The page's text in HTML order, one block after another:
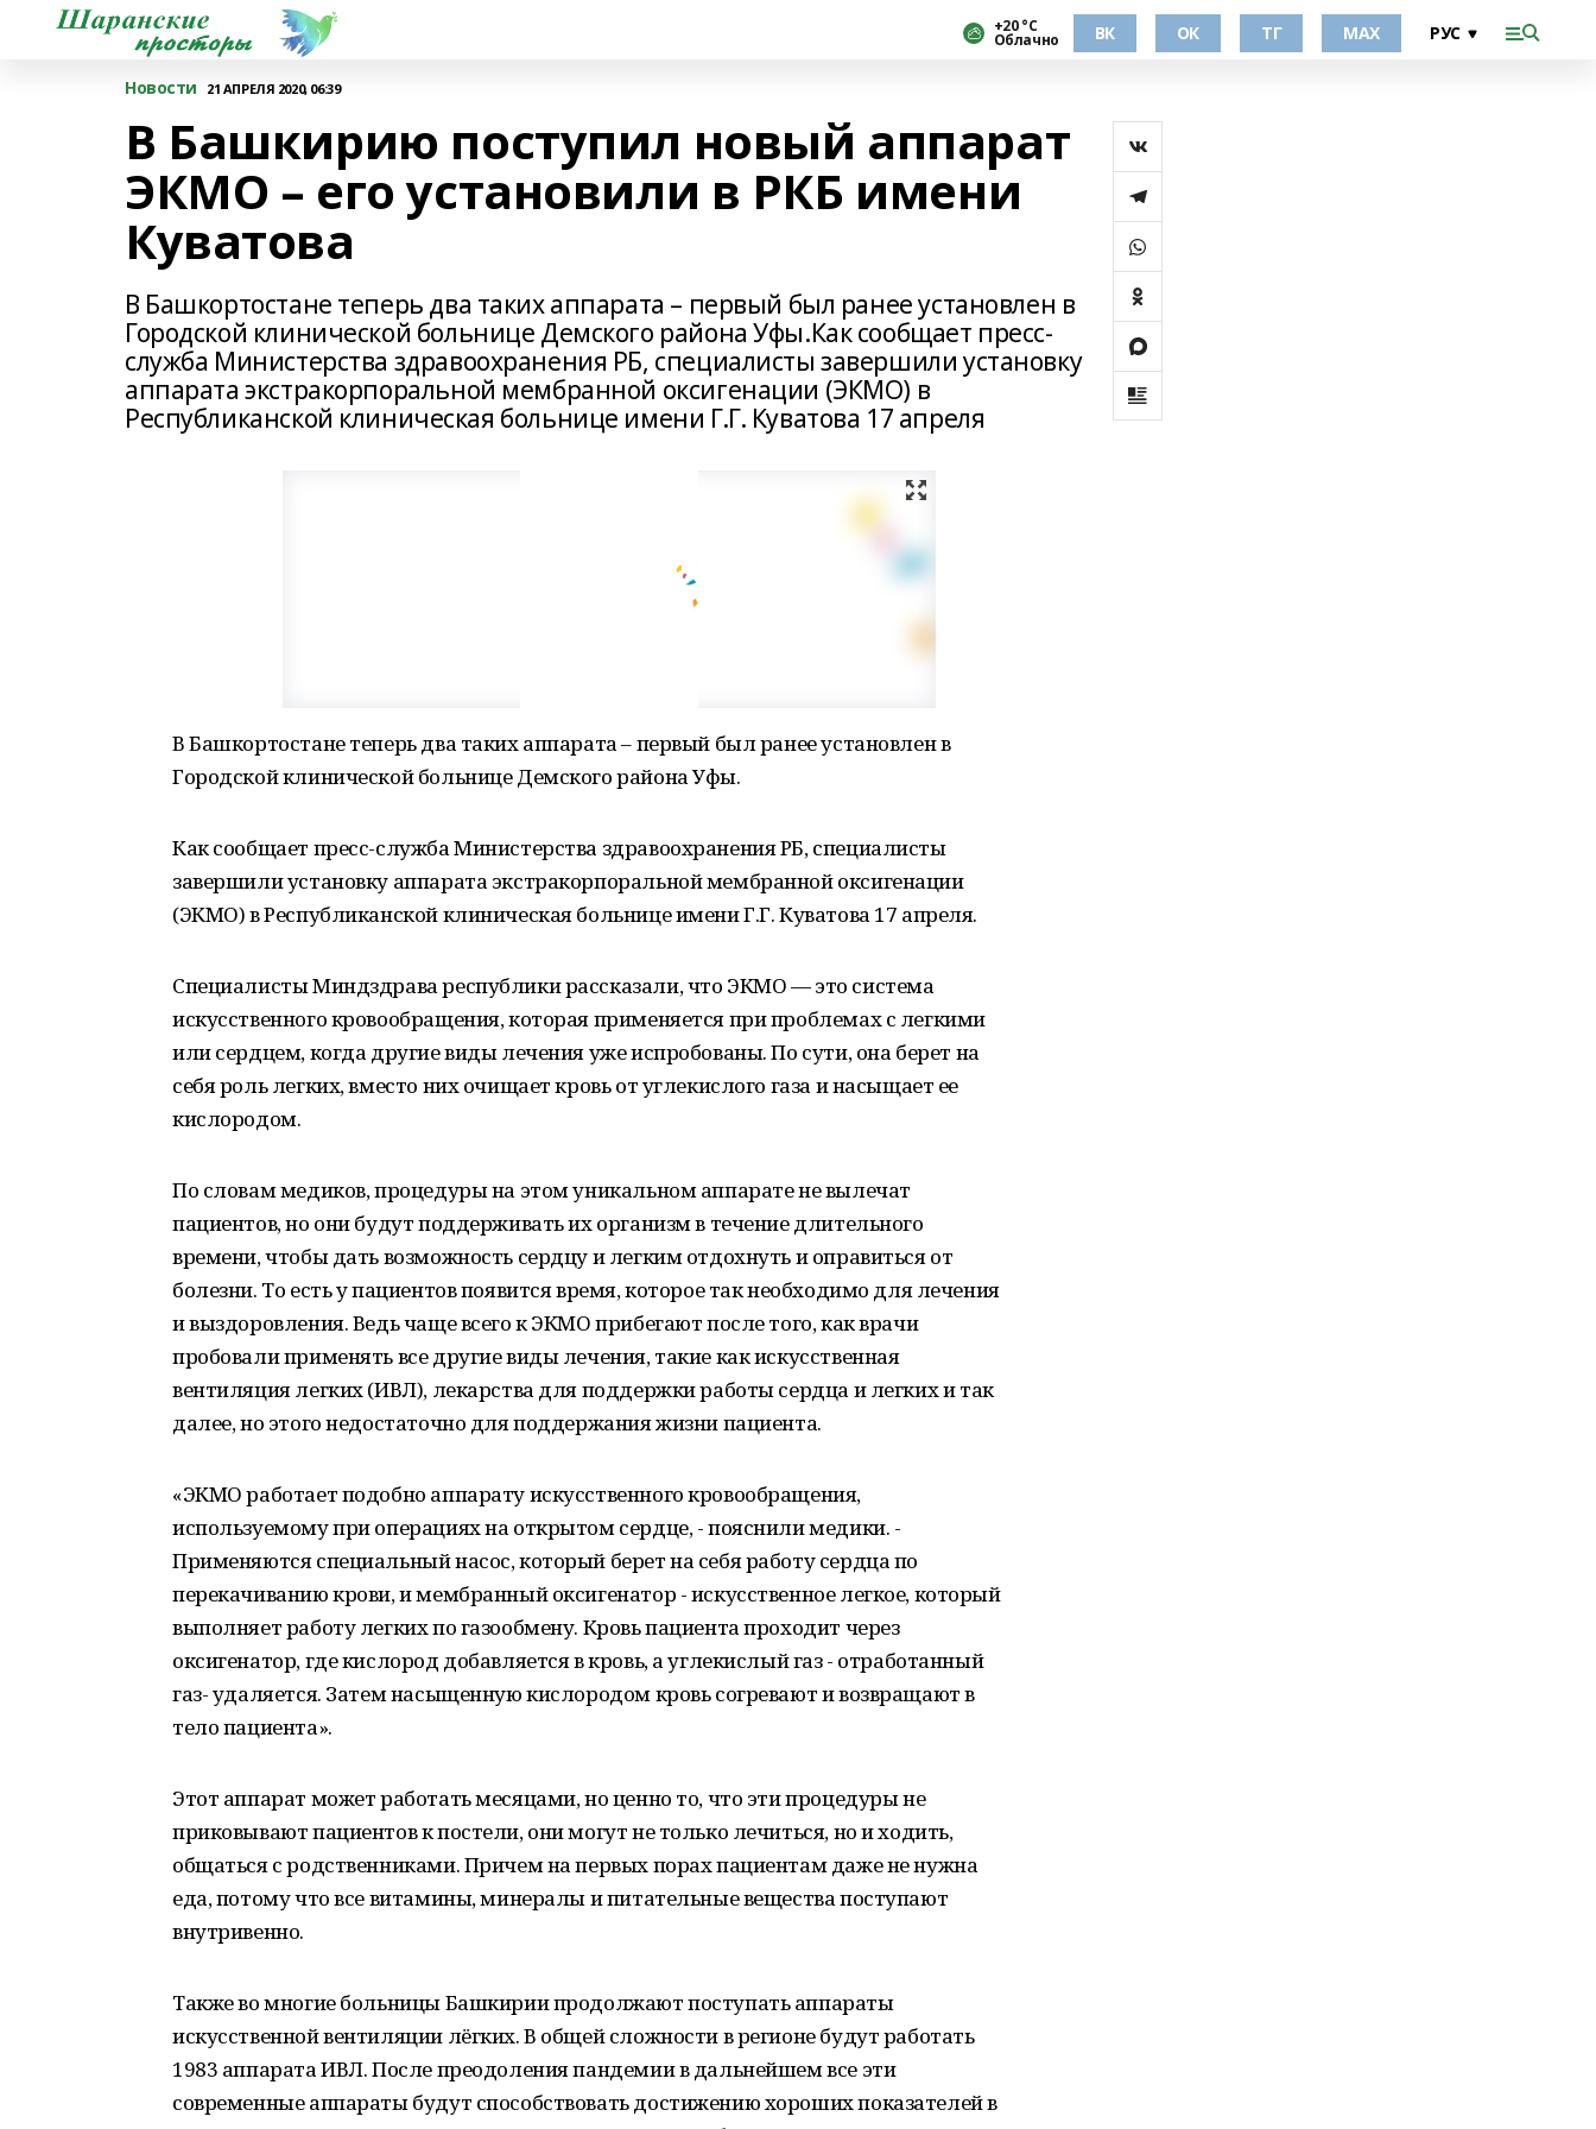
+20 °С
Облачно ВК ОК ТГ МАХ
Новости 21 АПРЕЛЯ 2020, 06:39
В Башкирию поступил новый аппарат
ЭКМО – его установили в РКБ имени
Куватова
В Башкортостане теперь два таких аппарата – первый был ранее установлен в
Городской клинической больнице Демского района Уфы.Как сообщает пресс-
служба Министерства здравоохранения РБ, специалисты завершили установку
аппарата экстракорпоральной мембранной оксигенации (ЭКМО) в
Республиканской клиническая больнице имени Г.Г. Куватова 17 апреля
В Башкортостане теперь два таких аппарата – первый был ранее установлен в
Городской клинической больнице Демского района Уфы.
Как сообщает пресс-служба Министерства здравоохранения РБ, специалисты
завершили установку аппарата экстракорпоральной мембранной оксигенации
(ЭКМО) в Республиканской клиническая больнице имени Г.Г. Куватова 17 апреля.
Специалисты Миндздрава республики рассказали, что ЭКМО — это система
искусственного кровообращения, которая применяется при проблемах с легкими
или сердцем, когда другие виды лечения уже испробованы. По сути, она берет на
себя роль легких, вместо них очищает кровь от углекислого газа и насыщает ее
кислородом.
По словам медиков, процедуры на этом уникальном аппарате не вылечат
пациентов, но они будут поддерживать их организм в течение длительного
времени, чтобы дать возможность сердцу и легким отдохнуть и оправиться от
болезни. То есть у пациентов появится время, которое так необходимо для лечения
и выздоровления. Ведь чаще всего к ЭКМО прибегают после того, как врачи
пробовали применять все другие виды лечения, такие как искусственная
вентиляция легких (ИВЛ), лекарства для поддержки работы сердца и легких и так
далее, но этого недостаточно для поддержания жизни пациента.
«ЭКМО работает подобно аппарату искусственного кровообращения,
используемому при операциях на открытом сердце, - пояснили медики. -
Применяются специальный насос, который берет на себя работу сердца по
перекачиванию крови, и мембранный оксигенатор - искусственное легкое, который
выполняет работу легких по газообмену. Кровь пациента проходит через
оксигенатор, где кислород добавляется в кровь, а углекислый газ - отработанный
газ- удаляется. Затем насыщенную кислородом кровь согревают и возвращают в
тело пациента».
Этот аппарат может работать месяцами, но ценно то, что эти процедуры не
приковывают пациентов к постели, они могут не только лечиться, но и ходить,
общаться с родственниками. Причем на первых порах пациентам даже не нужна
еда, потому что все витамины, минералы и питательные вещества поступают
внутривенно.
Также во многие больницы Башкирии продолжают поступать аппараты
искусственной вентиляции лёгких. В общей сложности в регионе будут работать
1983 аппарата ИВЛ. После преодоления пандемии в дальнейшем все эти
современные аппараты будут способствовать достижению хороших показателей в